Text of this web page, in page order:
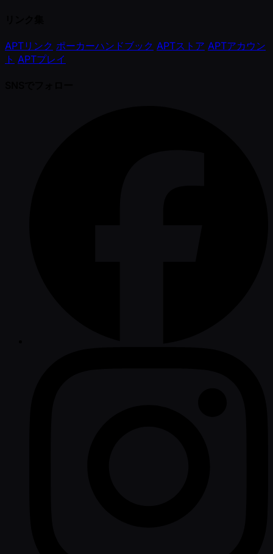
APTリンク ポーカーハンドブック APTストア APTアカウン
ト APTプレイ